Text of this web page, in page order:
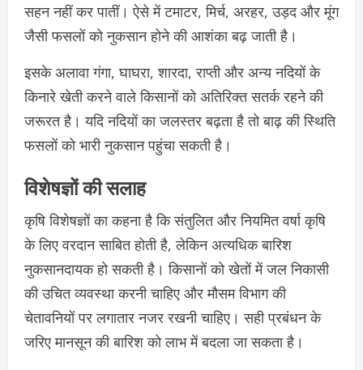
सहन नहीं कर पातीं। ऐसे में टमाटर, मिर्च, अरहर, उड़द और मूंग
जैसी फसलों को नुकसान होने की आशंका बढ़ जाती है।
इसके अलावा गंगा, घाघरा, शारदा, राप्ती और अन्य नदियों के
किनारे खेती करने वाले किसानों को अतिरिक्त सतर्क रहने की
जरूरत है। यदि नदियों का जलस्तर बढ़ता है तो बाढ़ की स्थिति
फसलों को भारी नुकसान पहुंचा सकती है।
विशेषज्ञों की सलाह
कृषि विशेषज्ञों का कहना है कि संतुलित और नियमित वर्षा कृषि
के लिए वरदान साबित होती है, लेकिन अत्यधिक बारिश
नुकसानदायक हो सकती है। किसानों को खेतों में जल निकासी
की उचित व्यवस्था करनी चाहिए और मौसम विभाग की
चेतावनियों पर लगातार नजर रखनी चाहिए। सही प्रबंधन के
जरिए मानसून की बारिश को लाभ में बदला जा सकता है।